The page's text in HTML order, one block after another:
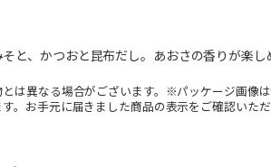
と、かつおと昆布だし。あおさの香りが楽し
は異なる場合がございます。※パッケージ画像
。お手元に届きました商品の表示をご確認いただ